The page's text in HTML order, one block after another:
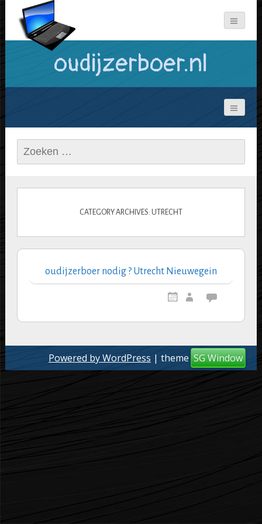
oudijzerboer.nl
Zoeken
naar:
CATEGORY ARCHIVES: UTRECHT
oudijzerboer nodig ? Utrecht Nieuwegein
Powered by WordPress | themeSG Window